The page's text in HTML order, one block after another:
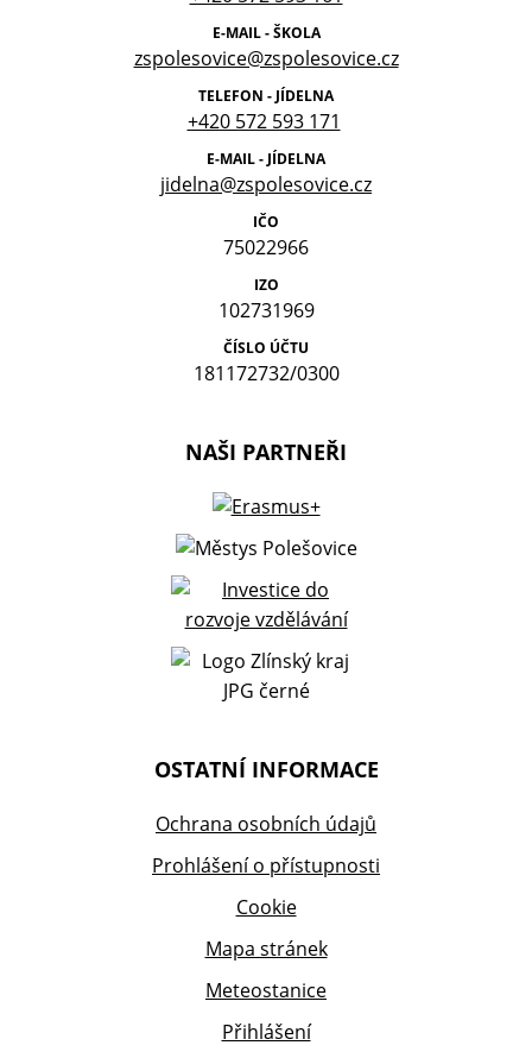
E-MAIL - ŠKOLA
zspolesovice@zspolesovice.cz
TELEFON - JÍDELNA
+420 572 593 171
E-MAIL - JÍDELNA
jidelna@zspolesovice.cz
IČO
75022966
IZO
102731969
ČÍSLO ÚČTU
181172732/0300
NAŠI PARTNEŘI
OSTATNÍ INFORMACE
Ochrana osobních údajů
Prohlášení o přístupnosti
Cookie
Mapa stránek
Meteostanice
Přihlášení